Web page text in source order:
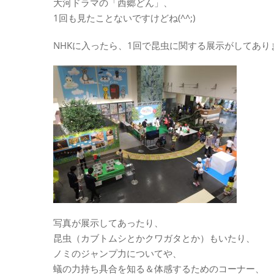
大河ドラマの「西郷どん」、
1回も見たことないですけどね(^^;)
NHKに入ったら、1回で昆虫に関する展示がしてあり
写真が展示してあったり、
昆虫（カブトムシとかクワガタとか）もいたり、
ノミのジャンプ力についてや、
蟻の力持ち具合を知る＆体感するためのコーナー、